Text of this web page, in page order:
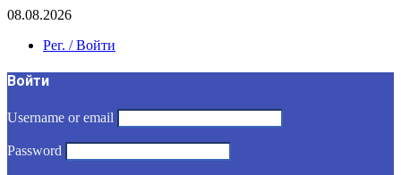
08.08.2026
Рег. / Войти
Войти
Username or email
Password